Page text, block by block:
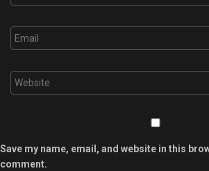
Save my name, email, and website in this
comment.